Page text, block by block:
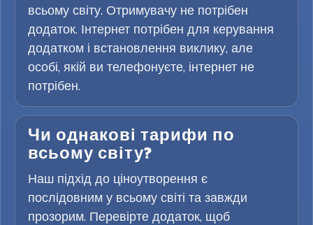
всьому світу. Отримувачу не потрібен
додаток. Інтернет потрібен для керування
додатком і встановлення виклику, але
особі, якій ви телефонуєте, інтернет не
потрібен.
Чи однакові тарифи по
всьому світу?
Наш підхід до ціноутворення є
послідовним у всьому світі та завжди
прозорим. Перевірте додаток, щоб